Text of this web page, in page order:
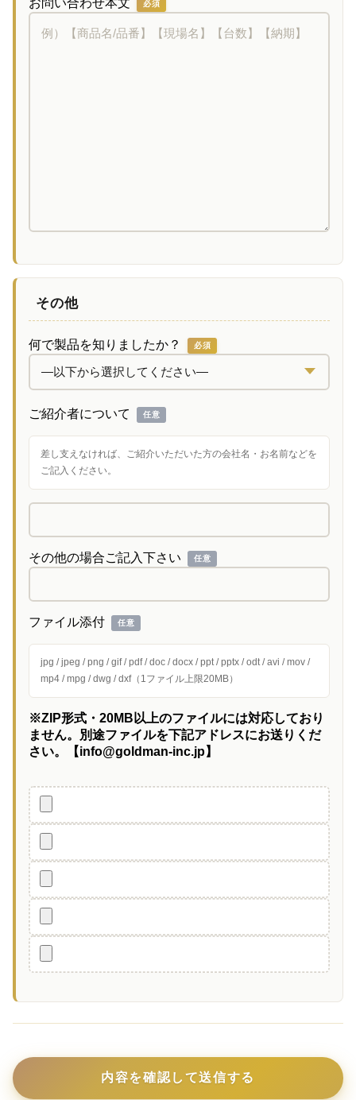
お問い合わせ本文 必須
その他
何で製品を知りましたか？ 必須
ご紹介者について 任意
差し支えなければ、ご紹介いただいた方の会社名・お名前などを
ご記入ください。
その他の場合ご記入下さい 任意
ファイル添付 任意
jpg / jpeg / png / gif / pdf / doc / docx / ppt / pptx / odt / avi / mov /
mp4 / mpg / dwg / dxf（1ファイル上限20MB）
※ZIP形式・20MB以上のファイルには対応しており
ません。別途ファイルを下記アドレスにお送りくだ
さい。【info@goldman-inc.jp】